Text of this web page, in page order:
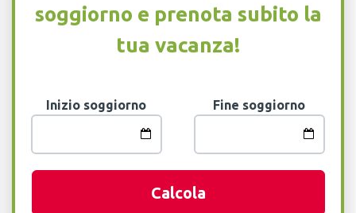
soggiorno e prenota subito la
tua vacanza!
Inizio soggiorno Fine soggiorno
Calcola